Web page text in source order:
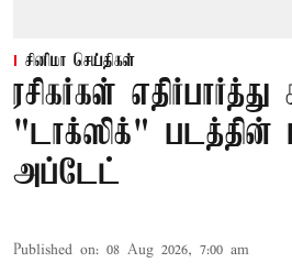
சினிமா செய்திகள்
ரசிகர்கள் எதிர்பார்த்து
"டாக்ஸிக்" படத்தின்
அப்டேட்
Published on: 08 Aug 2026, 7:00 am